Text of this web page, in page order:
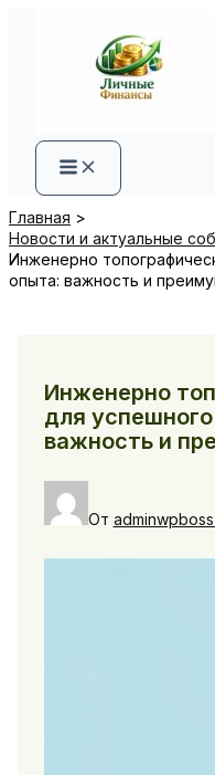
содержимому
Главная
Новости и актуальные
Инженерно
опыта: важность и
Инженерно
для
важность и
От adminwpboss